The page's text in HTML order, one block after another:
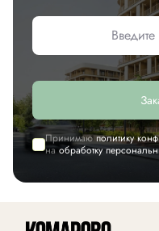
Принимаюполитику
наобработку